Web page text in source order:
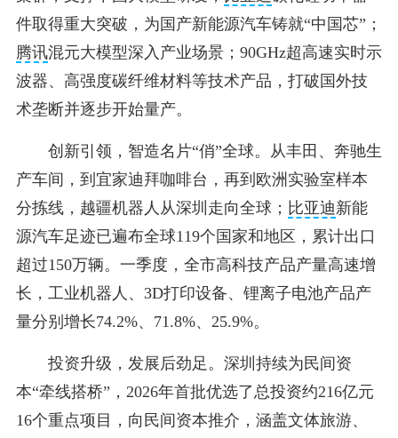
件取得重大突破，为国产新能源汽车铸就“中国芯”；
腾讯混元大模型深入产业场景；90GHz超高速实时示
波器、高强度碳纤维材料等技术产品，打破国外技
术垄断并逐步开始量产。
创新引领，智造名片“俏”全球。从丰田、奔驰生
产车间，到宜家迪拜咖啡台，再到欧洲实验室样本
分拣线，越疆机器人从深圳走向全球； 比亚迪新能
源汽车足迹已遍布全球119个国家和地区，累计出口
超过150万辆。一季度，全市高科技产品产量高速增
长，工业机器人、3D打印设备、锂离子电池产品产
量分别增长74.2%、71.8%、25.9%。
投资升级，发展后劲足。深圳持续为民间资
本“牵线搭桥”，2026年首批优选了总投资约216亿元
16个重点项目，向民间资本推介，涵盖文体旅游、